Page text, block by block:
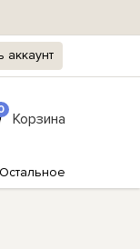
аккаунт
Корзина
Остальное